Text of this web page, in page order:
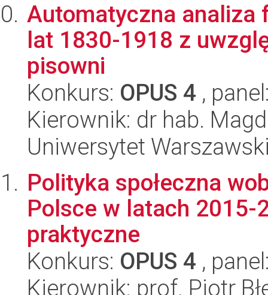
Automatyczna analiza
lat 1830-1918 z
pisowni
Konkurs: OPUS 4 ,
Kierownik: dr hab.
Uniwersytet
Polityka społeczna
Polsce w latach
praktyczne
Konkurs: OPUS 4 ,
Kierownik: prof. Piotr